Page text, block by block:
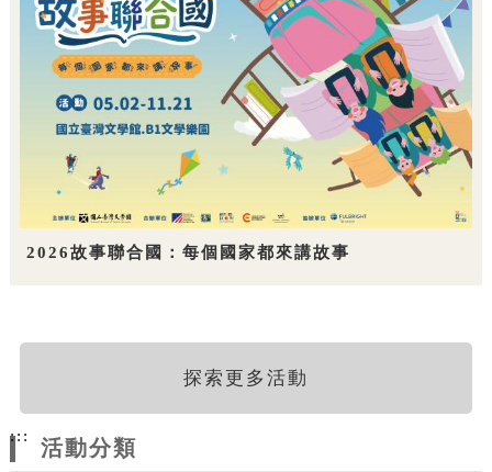
2026故事聯合國：每個國家都來講故事
探索更多活動
:::
活動分類